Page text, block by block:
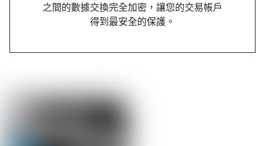
之間的數據交換完全加密，讓您的交易帳戶
得到最安全的保護。